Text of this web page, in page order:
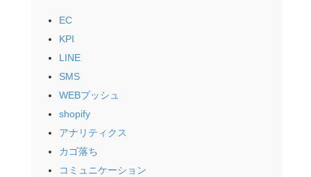
EC
KPI
LINE
SMS
WEBプッシュ
shopify
アナリティクス
カゴ落ち
コミュニケーション